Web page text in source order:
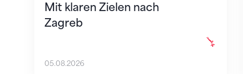
Mit klaren Zielen nach
Zagreb
05.08.2026